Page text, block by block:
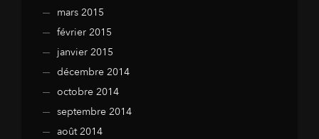
mars 2015
février 2015
janvier 2015
décembre 2014
octobre 2014
septembre 2014
août 2014